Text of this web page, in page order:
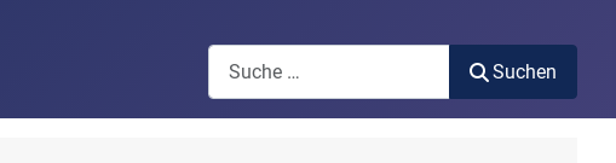
Search
Suchen